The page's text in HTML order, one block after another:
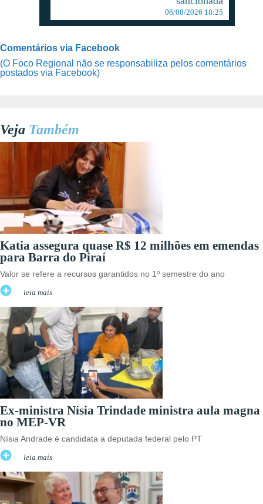
06/08/2026 18:25
Comentários via Facebook
(O Foco Regional não se responsabiliza pelos comentários
postados via Facebook)
Veja Também
Katia assegura quase R$ 12 milhões em emendas
para Barra do Piraí
Valor se refere a recursos garantidos no 1º semestre do ano
leia mais
Ex-ministra Nísia Trindade ministra aula magna
no MEP-VR
Nísia Andrade é candidata a deputada federal pelo PT
leia mais